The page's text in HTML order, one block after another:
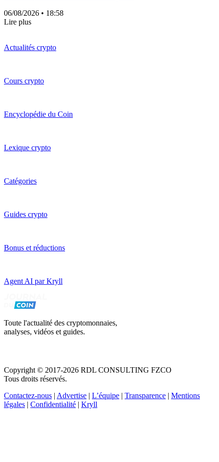
06/08/2026 • 18:58
Lire plus
Actualités crypto
Cours crypto
Encyclopédie du Coin
Lexique crypto
Catégories
Guides crypto
Bonus et réductions
Agent AI par Kryll
Toute l'actualité des cryptomonnaies,
analyses, vidéos et guides.
Copyright © 2017-2026 RDL CONSULTING FZCO
Tous droits réservés.
Contactez-nous | Advertise | L’équipe | Transparence | Mentions
légales | Confidentialité | Kryll